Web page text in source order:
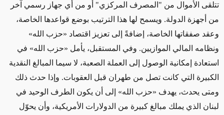
تتلقى الأموال من "المصرف المركزي" أو من أي جهاز رسمي آخر
من أجهزة الدولة. ويسمح لها هذا الترتيب بوضع قواعدها الخاصة،
وعقد صفقاتها الخاصة، إضافةً إلى تعزيز اقتصاد «حزب الله»
ونظامه المالي الموازيين. وفي المستقبل، يأمل «حزب الله» في
استعادة إمكانية الوصول إلى العملة الصعبة، لا سيما المبالغ النقدية
الكبيرة التي كانت تصل من طهران قبل العقوبات. وإذا حدث ذلك
ومتى يحدث، يهدف «حزب الله» إلى أن يكون الطرف الوحيد في
لبنان الذي يملك مبالغ كبيرة من الدولارات الأمريكية، وأن يحوّل